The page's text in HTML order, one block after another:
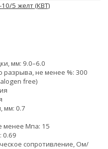
10/5 желт (КВТ)
мм: 9.0–6.0
разрыва, не менее %: 300
free)
мм: 0.7
менее Мпа: 15
0.69
сопротивление, Ом/